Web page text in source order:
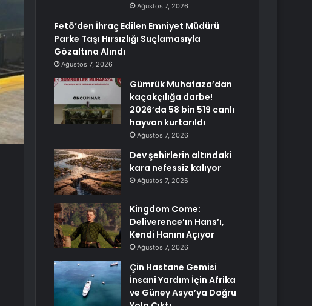
Ağustos 7, 2026
Fetö’den İhraç Edilen Emniyet Müdürü
Parke Taşı Hırsızlığı Suçlamasıyla
Gözaltına Alındı
Ağustos 7, 2026
Gümrük Muhafaza’dan
kaçakçılığa darbe!
2026’da 58 bin 519 canlı
hayvan kurtarıldı
Ağustos 7, 2026
Dev şehirlerin altındaki
kara nefessiz kalıyor
Ağustos 7, 2026
Kingdom Come:
Deliverence’ın Hans’ı,
Kendi Hanını Açıyor
Ağustos 7, 2026
Çin Hastane Gemisi
İnsani Yardım İçin Afrika
ve Güney Asya’ya Doğru